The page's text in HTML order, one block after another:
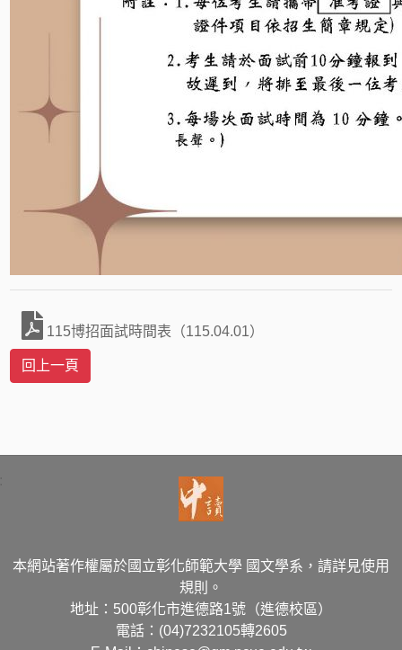
115博招面試時間表（115.04.01）
本網站著作權屬於國立彰化師範大學 國文學系，請詳見使用
規則。
地址：500彰化市進德路1號（進德校區）
電話：(04)7232105轉2605